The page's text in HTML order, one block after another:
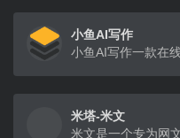
小鱼AI写作
米塔-米文